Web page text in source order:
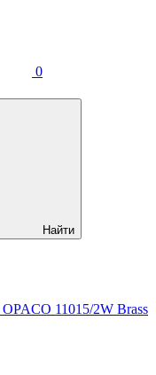
0
Найти
11015/2W Brass